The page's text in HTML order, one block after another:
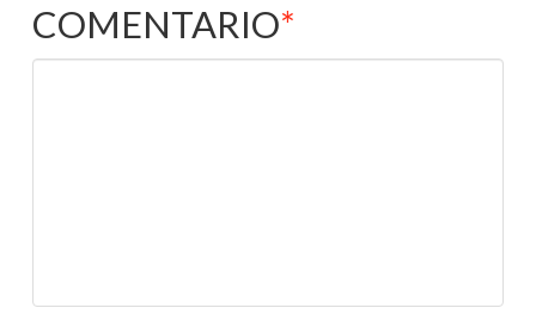
COMENTARIO*